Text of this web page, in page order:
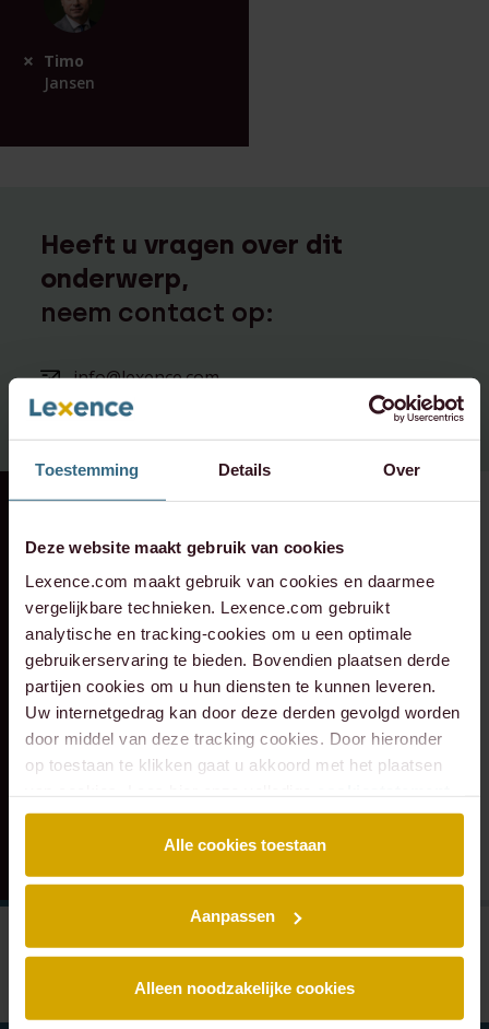
Toestemming Details Over
Deze website maakt gebruik van cookies
Lexence.com maakt gebruik van cookies en daarmee
vergelijkbare technieken. Lexence.com gebruikt
analytische en tracking-cookies om u een optimale
gebruikerservaring te bieden. Bovendien plaatsen derde
partijen cookies om u hun diensten te kunnen leveren.
Uw internetgedrag kan door deze derden gevolgd worden
door middel van deze tracking cookies. Door hieronder
op toestaan te klikken gaat u akkoord met het plaatsen
Alle cookies toestaan
Aanpassen
Alleen noodzakelijke cookies
Timo
Jansen
Heeft u vragen over dit
onderwerp,
neem contact op:
info@lexence.com
+31 20 573 6736
Lexence heeft
Caddenz
geadviseerd bij de
overname van
Verkeer Service
Zuid-Holland.
Lexence heeft
Sandee Groen
geadviseerd bij de
toetreding van
Scheybeeck als
aandeelhouder